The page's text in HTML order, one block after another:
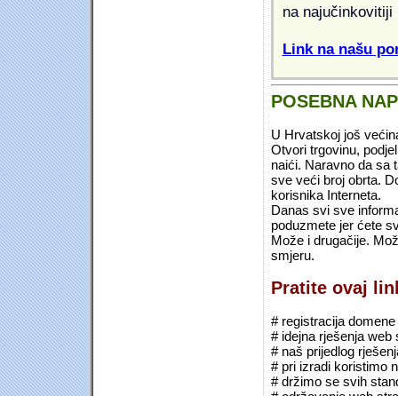
na najučinkovitiji
Link na našu
POSEBNA
U Hrvatskoj još
Otvori trgovinu,
naići. Naravno da sa
sve veći broj obrta.
korisnika Interneta.
Danas svi sve
poduzmete jer ćete
Može i drugačije.
smjeru.
Pratite ovaj
# registracija
# idejna rješenja web
# naš prijedlog
# pri izradi koristimo
# držimo se svih